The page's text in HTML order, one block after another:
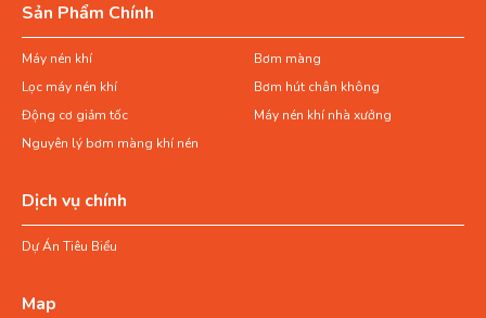
Sản Phẩm Chính
Máy nén khí
Bơm màng
Lọc máy nén khí
Bơm hút chân không
Động cơ giảm tốc
Máy nén khí nhà xưởng
Nguyên lý bơm màng khí nén
Dịch vụ chính
Dự Án Tiêu Biểu
Map